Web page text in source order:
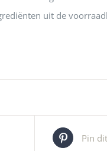
uit de
Pin